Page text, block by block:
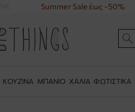
Summer Sale έως -50%
ΚΟΥΖΙΝΑ ΜΠΑΝΙΟ ΧΑΛΙΑ ΦΩΤΙΣΤΙΚΑ